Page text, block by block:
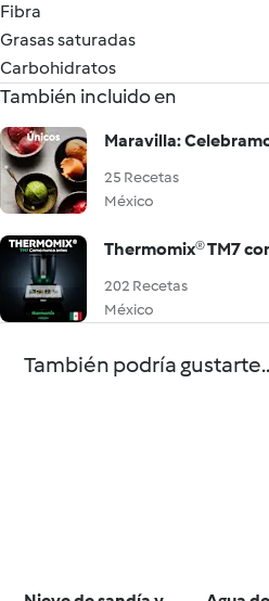
Fibra
Grasas saturadas
Carbohidratos
También incluido en
Maravilla:
25 Recetas
México
Thermomix® TM7
202 Recetas
México
También podría